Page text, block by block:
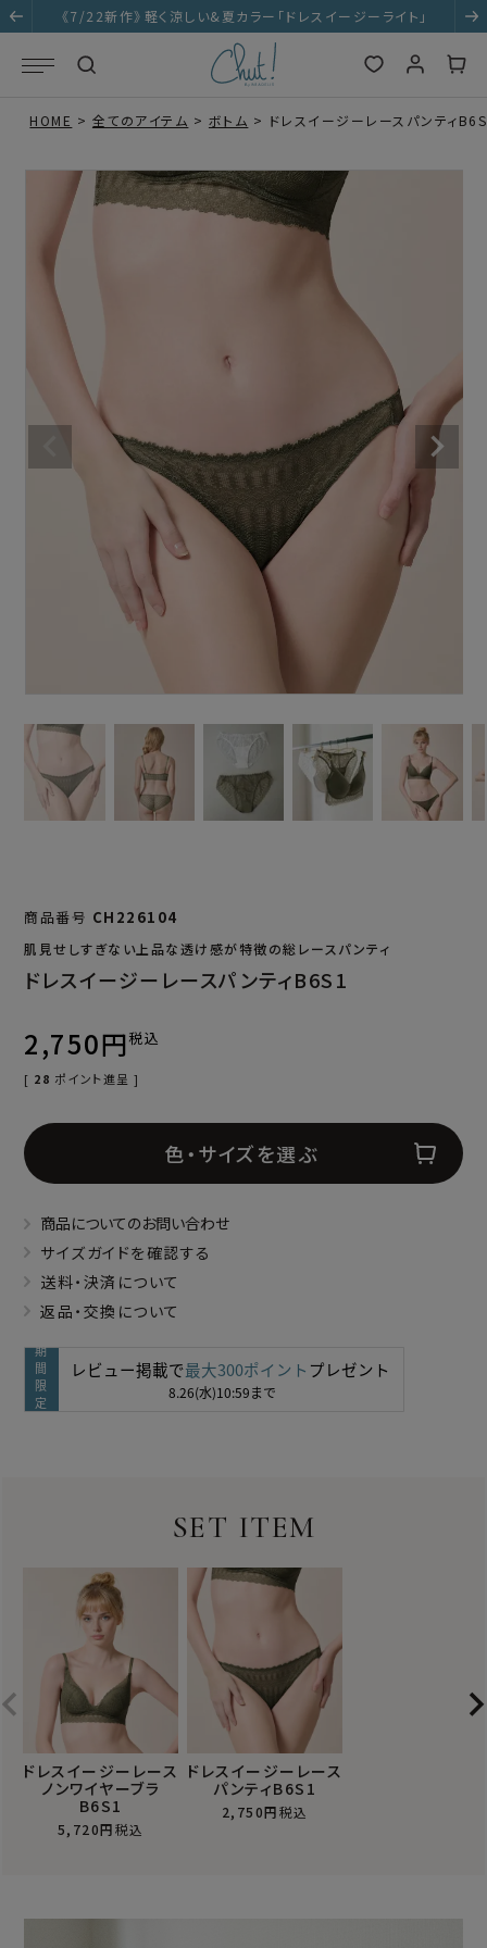
｣ 《7/22新作》響かない｢ドレスイージーベーシッ
HOME 全てのアイテム ボトム ドレスイージーレースパンティ
商品番号 CH226104
肌見せしすぎない上品な透け感が特徴の総レースパンティ
ドレスイージーレースパンティB6S1
2,750 税込
[ 28 ポイント進呈 ]
色・サイズを選ぶ
商品についてのお問い合わせ
サイズガイドを確認する
送料・決済について
返品・交換について
SET ITEM
ドレスイージーレース
ノンワイヤーブラ
B6S1
5,720 税込
ドレスイージーレース
パンティB6S1
2,750 税込